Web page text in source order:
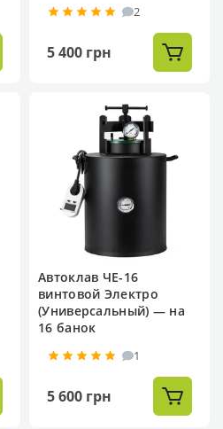
2
5 400 грн
Автоклав ЧЕ-16
винтовой Электро
(Универсальный) — на
16 банок
1
5 600 грн